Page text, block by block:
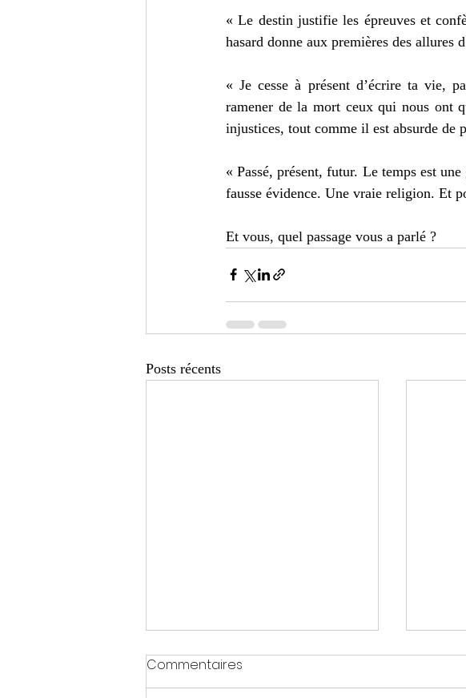
« Le destin justifie les épreuves et
hasard donne aux premières des allures
« Je cesse à présent d’écrire ta vie,
ramener de la mort ceux qui nous ont
injustices, tout comme il est absurde de
« Passé, présent, futur. Le temps est
fausse évidence. Une vraie religion. Et
Et vous, quel passage vous a parlé ?
Posts récents
Commentaires